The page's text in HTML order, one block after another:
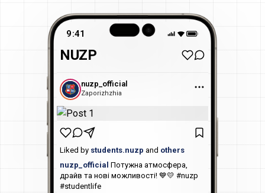
9:41
NUZP
nuzp_official
Liked by students.nuzp
nuzp_official
Потужна атмосфера,
драйв та нові можливості! 💙💛 #nuzp